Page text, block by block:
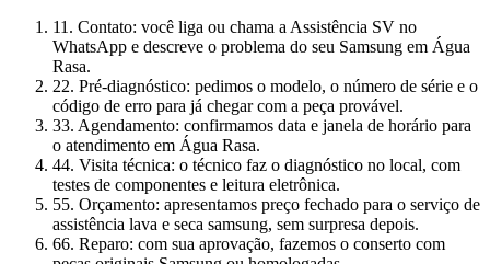
11. Contato: você liga ou chama a Assistência SV no
WhatsApp e descreve o problema do seu Samsung em Água
Rasa.
22. Pré-diagnóstico: pedimos o modelo, o número de série e o
código de erro para já chegar com a peça provável.
33. Agendamento: confirmamos data e janela de horário para
o atendimento em Água Rasa.
44. Visita técnica: o técnico faz o diagnóstico no local, com
testes de componentes e leitura eletrônica.
55. Orçamento: apresentamos preço fechado para o serviço de
assistência lava e seca samsung, sem surpresa depois.
66. Reparo: com sua aprovação, fazemos o conserto com